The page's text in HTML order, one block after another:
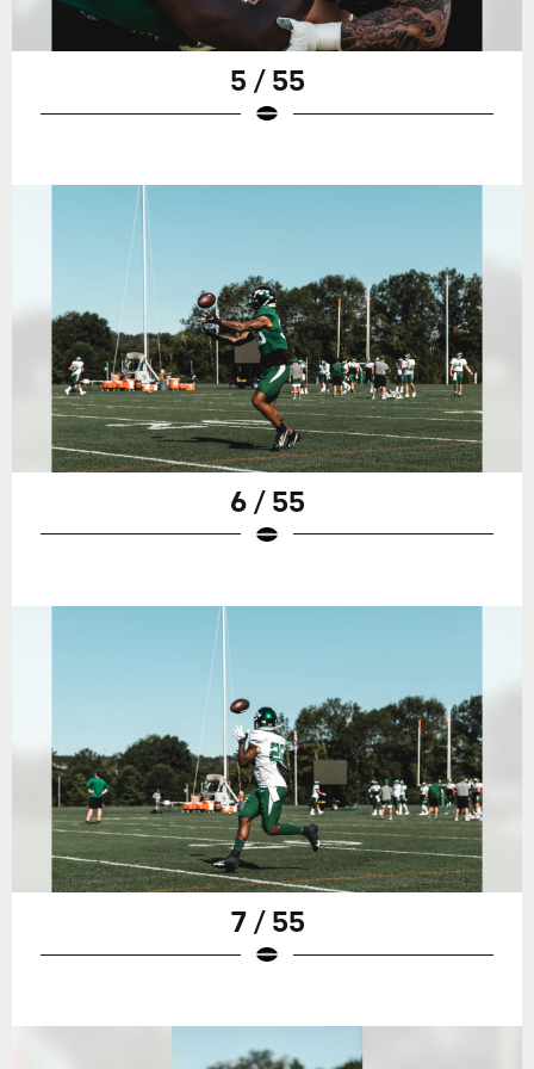
5 / 55
6 / 55
7 / 55